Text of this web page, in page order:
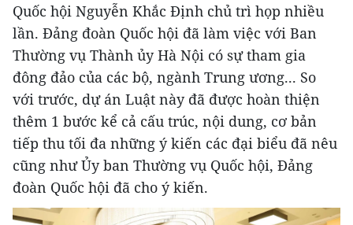
Quốc hội Nguyễn Khắc Định chủ trì họp nhiều
lần. Đảng đoàn Quốc hội đã làm việc với Ban
Thường vụ Thành ủy Hà Nội có sự tham gia
đông đảo của các bộ, ngành Trung ương... So
với trước, dự án Luật này đã được hoàn thiện
thêm 1 bước kể cả cấu trúc, nội dung, cơ bản
tiếp thu tối đa những ý kiến các đại biểu đã nêu
cũng như Ủy ban Thường vụ Quốc hội, Đảng
đoàn Quốc hội đã cho ý kiến.